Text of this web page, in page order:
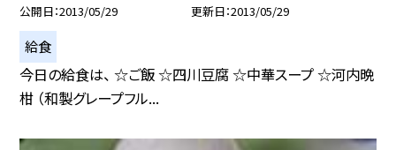
公開日 2013/05/29 更新日 2013/05/29
給食
今日の給食は、 ☆ご飯 ☆四川豆腐 ☆中華スープ ☆河内晩
柑 （和製グレープフル...